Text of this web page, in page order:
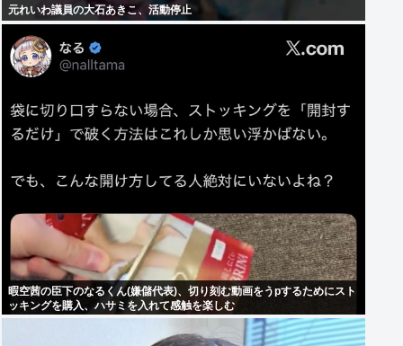
元れいわ議員の大石あきこ、活動停止
暇空茜の臣下のなるくん(嫌儲代表)、切り刻む動画をうpするためにスト
ッキングを購入、ハサミを入れて感触を楽しむ